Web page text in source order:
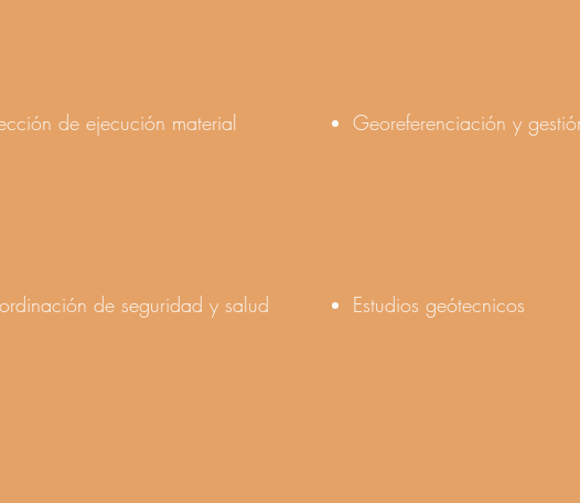
de ejecución material
de seguridad y salud
Georeferenciación y
Estudios geótecnicos